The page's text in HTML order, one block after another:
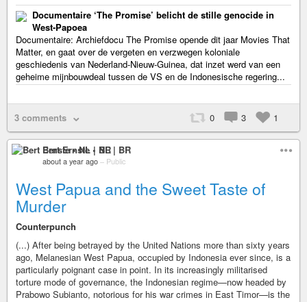
Documentaire ‘The Promise’ belicht de stille genocide in
West-Papoea
Documentaire: Archiefdocu The Promise opende dit jaar Movies That
Matter, en gaat over de vergeten en verzwegen koloniale
geschiedenis van Nederland-Nieuw-Guinea, dat inzet werd van een
geheime mijnbouwdeal tussen de VS en de Indonesische regering...
3 comments 0 3 1
Bert Ernste • NL | BR
about a year ago – Public
West Papua and the Sweet Taste of
Murder
Counterpunch
(...) After being betrayed by the United Nations more than sixty years
ago, Melanesian West Papua, occupied by Indonesia ever since, is a
particularly poignant case in point. In its increasingly militarised
torture mode of governance, the Indonesian regime—now headed by
Prabowo Subianto, notorious for his war crimes in East Timor—is the